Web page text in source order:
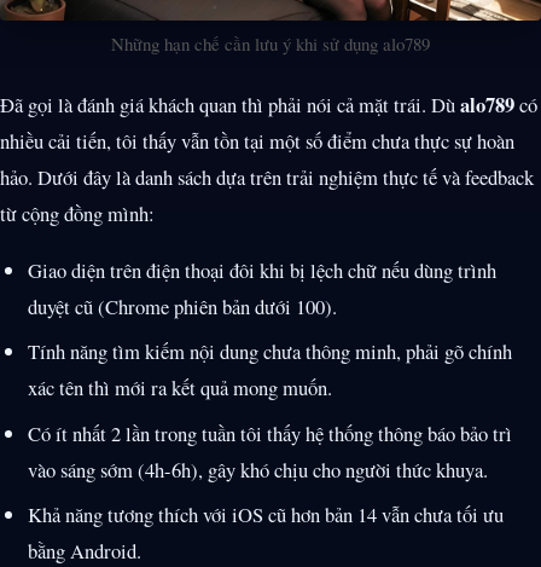
Những hạn chế cần lưu ý khi sử dụng alo789
Đã gọi là đánh giá khách quan thì phải nói cả mặt trái. Dùalo789có
nhiều cải tiến, tôi thấy vẫn tồn tại một số điểm chưa thực sự hoàn
hảo. Dưới đây là danh sách dựa trên trải nghiệm thực tế và feedback
từ cộng đồng mình:
Giao diện trên điện thoại đôi khi bị lệch chữ nếu dùng trình
duyệt cũ (Chrome phiên bản dưới 100).
Tính năng tìm kiếm nội dung chưa thông minh, phải gõ chính
xác tên thì mới ra kết quả mong muốn.
Có ít nhất 2 lần trong tuần tôi thấy hệ thống thông báo bảo trì
vào sáng sớm (4h-6h), gây khó chịu cho người thức khuya.
Khả năng tương thích với iOS cũ hơn bản 14 vẫn chưa tối ưu
bằng Android.